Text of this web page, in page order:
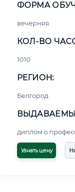
ФОРМА
вечерняя
КОЛ-ВО
1010
РЕГИОН:
Белгород
диплом о
Узнать цену